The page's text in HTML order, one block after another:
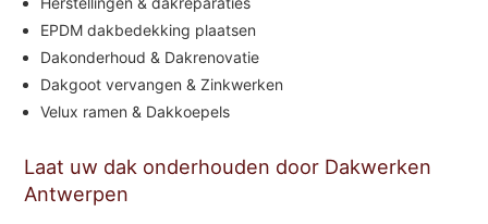
EPDM dakbedekking plaatsen
Dakonderhoud & Dakrenovatie
Dakgoot vervangen & Zinkwerken
Velux ramen & Dakkoepels
Laat uw dak onderhouden door Dakwerken
Antwerpen